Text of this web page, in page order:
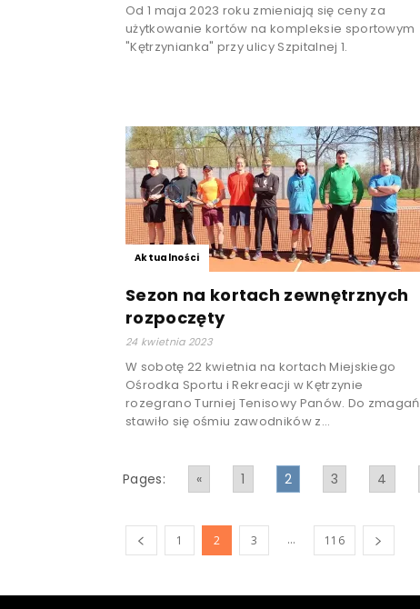
Od 1 maja 2023 roku zmieniają się ceny za
użytkowanie kortów na kompleksie sportowym
"Kętrzynianka" przy ulicy Szpitalnej 1.
Aktualności
Sezon na kortach zewnętrznych
rozpoczęty
24 kwietnia 2023
W sobotę 22 kwietnia na kortach Miejskiego
Ośrodka Sportu i Rekreacji w Kętrzynie
rozegrano Turniej Tenisowy Panów. Do zmagań
stawiło się ośmiu zawodników z...
Pages: « 1 2 3 4
1 2 3 ... 116